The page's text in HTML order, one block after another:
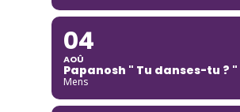
04
AOÛ
Papanosh " Tu danses-tu ? "
Mens